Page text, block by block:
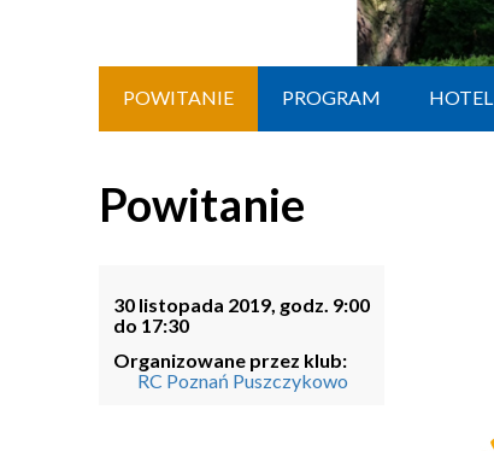
POWITANIE PROGRAM HOTEL
Powitanie
30 listopada 2019, godz. 9:00
do 17:30
Organizowane przez klub:
RC Poznań Puszczykowo